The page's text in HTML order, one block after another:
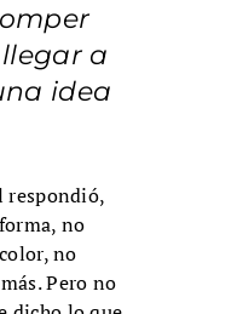
a
idea
respondió,
no
no
Pero no